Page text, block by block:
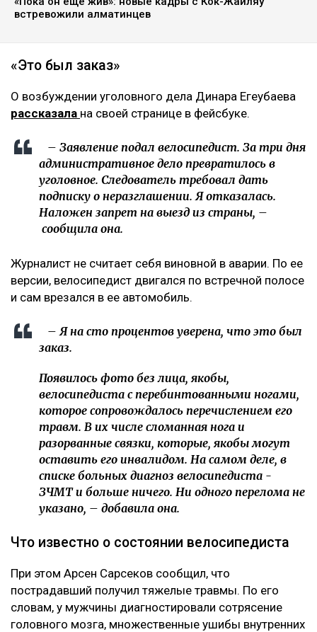
встревожили алматинцев
«Это был заказ»
О возбуждении уголовного дела Динара Егеубаева
рассказала на своей странице в фейсбуке.
– Заявление подал велосипедист. За три дня
административное дело превратилось в
уголовное. Следователь требовал дать
подписку о неразглашении. Я отказалась.
Наложен запрет на выезд из страны, –
сообщила она.
Журналист не считает себя виновной в аварии. По ее
версии, велосипедист двигался по встречной полосе
и сам врезался в ее автомобиль.
– Я на сто процентов уверена, что это был
заказ.
Появилось фото без лица, якобы,
велосипедиста с перебинтованными ногами,
которое сопровождалось перечислением его
травм. В их числе сломанная нога и
разорванные связки, которые, якобы могут
оставить его инвалидом. На самом деле, в
списке больных диагноз велосипедиста -
ЗЧМТ и больше ничего. Ни одного перелома не
указано, – добавила она.
Что известно о состоянии велосипедиста
При этом Арсен Сарсеков сообщил, что
пострадавший получил тяжелые травмы. По его
словам, у мужчины диагностировали сотрясение
головного мозга, множественные ушибы внутренних